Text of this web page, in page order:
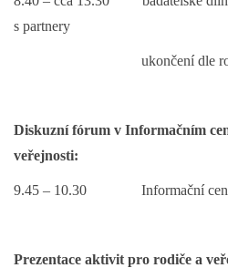
s partnery
ukončení dle rozpisu
Diskuzní fórum v Informačním
veřejnosti:
9.45 – 10.30 Informační
Prezentace aktivit pro rodiče a